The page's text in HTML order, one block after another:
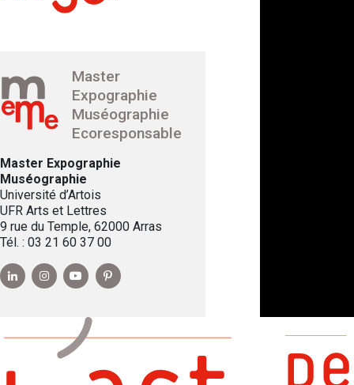
Master
Expographie
Muséographie
Ecoresponsable
Master Expographie
Muséographie
Université d’Artois
UFR Arts et Lettres
9 rue du Temple, 62000 Arras
Tél. : 03 21 60 37 00